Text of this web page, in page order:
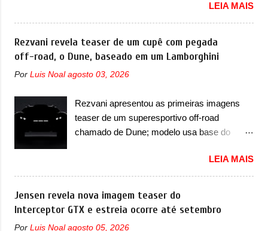
não deve ter agradado em nada os primeiros
consumidores). Pelas imagens teaser, se
percebe que o sedã contará com um novo
para-choque na dianteira. Ele passa a trazer
um vinco horizontal mais destacado que
logo abaixo do logotipo e dos faróis. Ele ainda
possui um espaço para a placa novo abaixo
do vinco e uma nova entrada de ar inferio...
como uma marca com utilitários esportivos, a
Fang Cheng Bao nasceu como uma empresa
voltada a desenvolver utilitários esportivos
com uma pegada mais off-road. E isso
funcionou muito bem com o lançamento dos
modelos Bao 5 e Bao 8, além do Tai 3 e Tai 7.
vez no segmento de... sedãs. Antecipado por
imagens teaser, o Formula S será o primeiro
três volumes da Fang Cheng Bao, que
Denza. Até o momento, a marca divulgou
algumas imagens externas e informações
sobre o sedã, que terá seu lançamento ainda
neste ano de 2026. Em termos de design, o
Formula S segue basicamente as mesmas
LEIA MAIS
Rezvani revela teaser de um cupê com pegada
off-road, o Dune, baseado em um Lamborghini
Por Luis Noal agosto 03, 2026
Rezvani apresentou as primeiras imagens
teaser de um superesportivo off-road
chamado de Dune; modelo usa base do
Rezvani apresentou as primeiras imagens
teaser de um novo superesportivo que vai
oferecer aos seus consumidores. Trata-se do
Dune, um cupê superesportivo que terá uma
LEIA MAIS
Jensen revela nova imagem teaser do
Interceptor GTX e estreia ocorre até setembro
Por Luis Noal agosto 05, 2026